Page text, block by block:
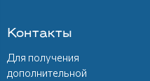
Контакты
Для получения
дополнительной